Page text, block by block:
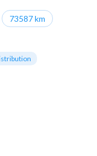
73587 km